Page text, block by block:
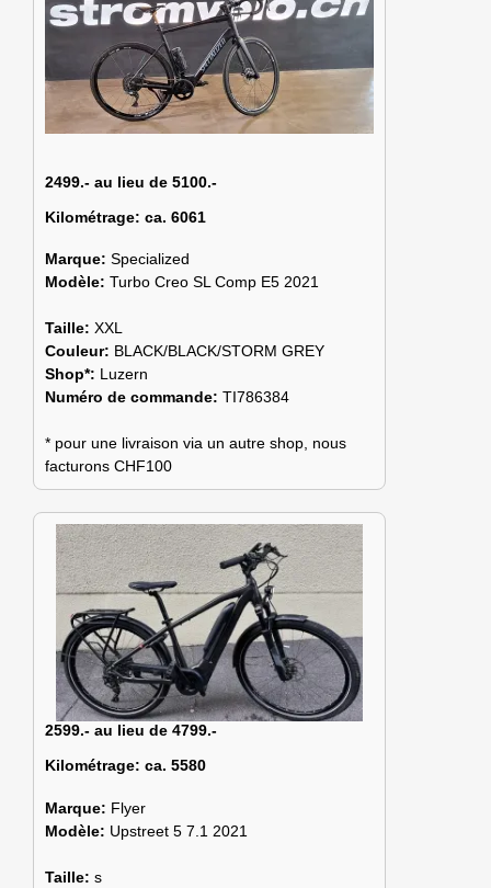
2499.- au lieu de 5100.-
Kilométrage: ca. 6061
Marque: Specialized
Modèle: Turbo Creo SL Comp E5 2021
Taille: XXL
Couleur: BLACK/BLACK/STORM GREY
Shop*: Luzern
Numéro de commande: TI786384
* pour une livraison via un autre shop, nous
facturons CHF100
2599.- au lieu de 4799.-
Kilométrage: ca. 5580
Marque: Flyer
Modèle: Upstreet 5 7.1 2021
Taille: s